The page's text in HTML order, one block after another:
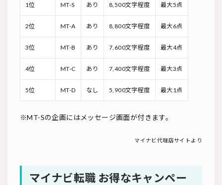
1位 MT-S あり 8,500文字程度 最大5点
2位 MT-A あり 8,800文字程度 最大6点
3位 MT-B あり 7,600文字程度 最大4点
4位 MT-C あり 7,400文字程度 最大3点
5位 MT-D なし 5,900文字程度 最大1点
※MT-Sの企画にはメッセージ画面が付きます。
マイナビ代理店サイトより
マイナビ転職 お得なキャンペー